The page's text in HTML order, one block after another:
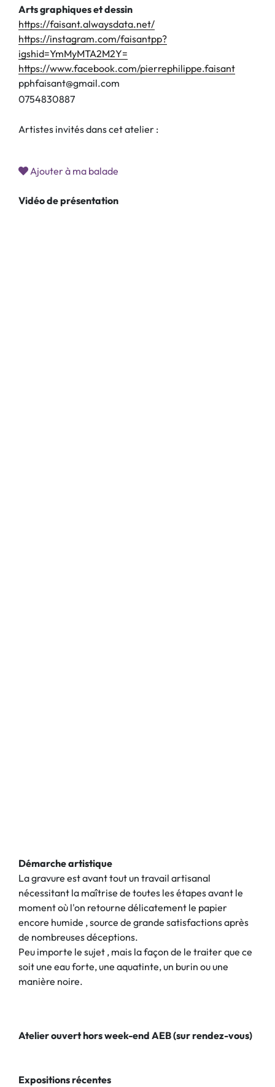
Arts graphiques et dessin
https://faisant.alwaysdata.net/
https://instagram.com/faisantpp?
igshid=YmMyMTA2M2Y=
https://www.facebook.com/pierrephilippe.faisant
pphfaisant@gmail.com
0754830887
Artistes invités dans cet atelier :
Ajouter à ma balade
Vidéo de présentation
Démarche artistique
La gravure est avant tout un travail artisanal
nécessitant la maîtrise de toutes les étapes avant le
moment où l'on retourne délicatement le papier
encore humide , source de grande satisfactions après
de nombreuses déceptions.
Peu importe le sujet , mais la façon de le traiter que ce
soit une eau forte, une aquatinte, un burin ou une
manière noire.
Atelier ouvert hors week-end AEB (sur rendez-vous)
Expositions récentes